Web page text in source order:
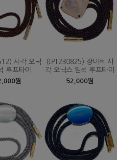
사각 오닉
루프타이
원
(LPT230825) 장미석 사
각 오닉스 원석 루프타이
52,000원